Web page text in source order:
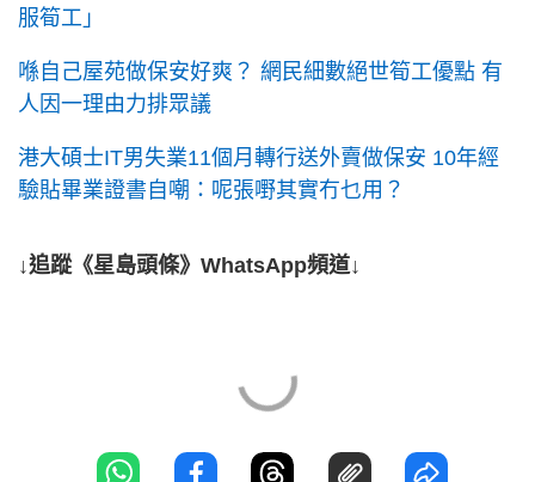
服筍工」
喺自己屋苑做保安好爽？ 網民細數絕世筍工優點 有
人因一理由力排眾議
港大碩士IT男失業11個月轉行送外賣做保安 10年經
驗貼畢業證書自嘲：呢張嘢其實冇乜用？
↓追蹤《星島頭條》WhatsApp頻道↓